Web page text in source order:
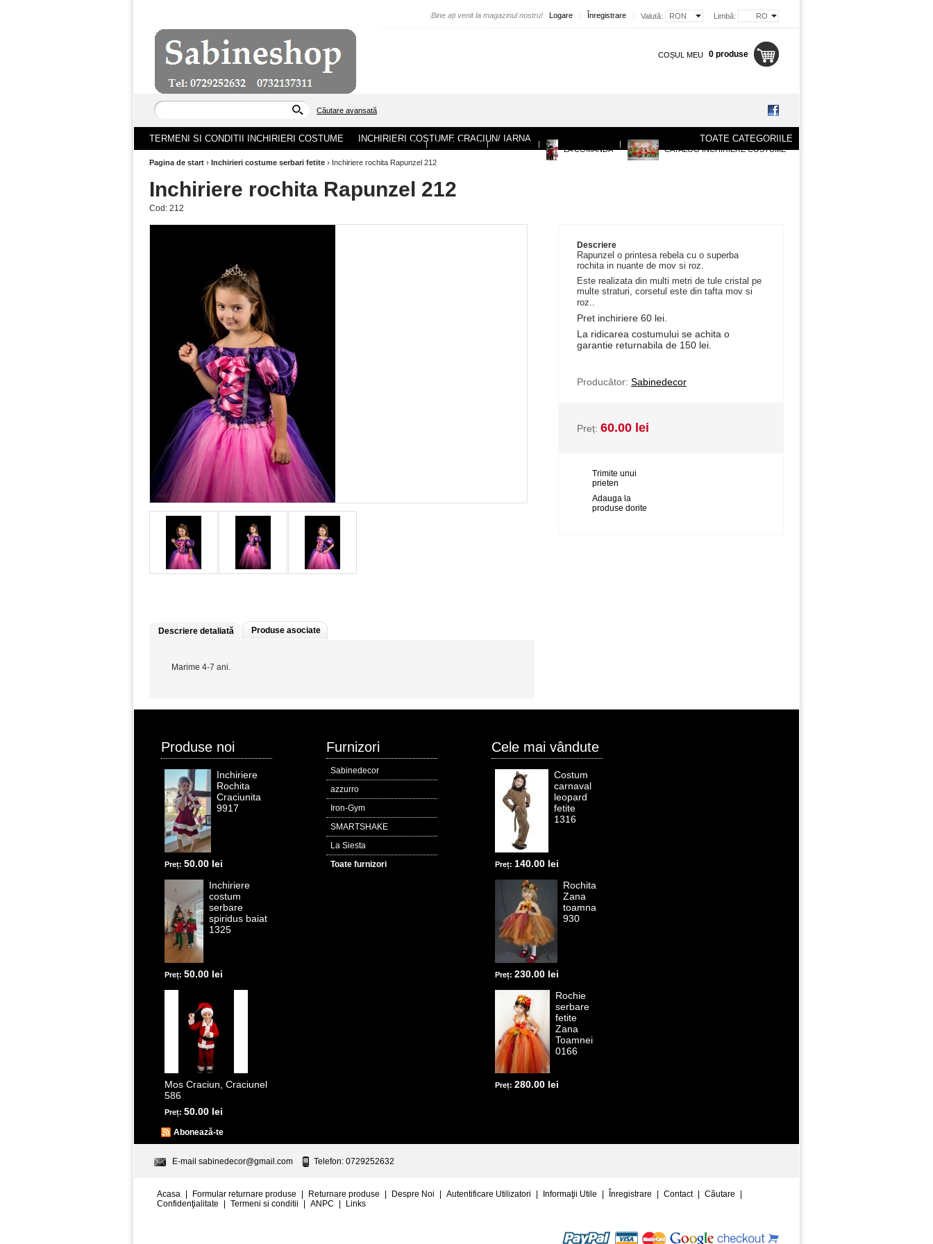
Limbă: RO
Valută: RON
Logare Înregistrare
Bine ați venit la magazinul nostru!
COȘUL MEU 0 produse
Căutare avansată
ACASA | DESPRE NOI | CONTACT |
LA COMANDA
|
CATALOG INCHIRIERE COSTUME
TERMENI SI CONDITII INCHIRIERI COSTUME INCHIRIERI COSTUME CRACIUN/ IARNA TOATE CATEGORIILE
Pagina de start › Inchirieri costume serbari fetite › Inchiriere rochita Rapunzel 212
Inchiriere rochita Rapunzel 212
Cod: 212
Descriere
Rapunzel o printesa rebela cu o superba
rochita in nuante de mov si roz.
Este realizata din multi metri de tule cristal pe
multe straturi, corsetul este din tafta mov si
roz.
Pret inchiriere 60 lei.
La ridicarea costumului se achita o
garantie returnabila de 150 lei.
Producător: Sabinedecor
Preț: 60.00 lei
Trimite unui
prieten
Adauga la
produse dorite
Descriere detaliată Produse asociate
Marime 4-7 ani.
Produse noi
Inchiriere
Rochita
Craciunita
9917
Preț: 50.00 lei
Inchiriere
costum
serbare
spiridus baiat
1325
Preț: 50.00 lei
Mos Craciun, Craciunel
586
Preț: 50.00 lei
Abonează-te
Furnizori
Sabinedecor
azzurro
Iron-Gym
SMARTSHAKE
La Siesta
Toate furnizori
Cele mai vândute
Costum
carnaval
leopard
fetite
1316
Preț: 140.00 lei
Rochita
Zana
toamna
930
Preț: 230.00 lei
Rochie
serbare
fetite
Zana
Toamnei
0166
Preț: 280.00 lei
E-mail sabinedecor@gmail.com Telefon: 0729252632
Acasa Formular returnare produse Returnare produse Despre Noi Autentificare Utilizatori Informaţii Utile Înregistrare Contact Căutare
Confidenţialitate
Termeni si conditii ANPC Links